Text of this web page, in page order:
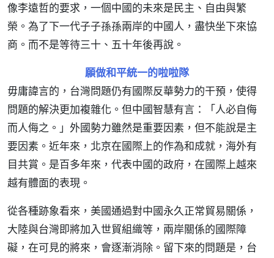
像李遠哲的要求，一個中國的未來是民主、自由與繁
榮。為了下一代子子孫孫兩岸的中國人，盡快坐下來協
商。而不是等待三十、五十年後再說。
願做和平統一的啦啦隊
毋庸諱言的，台灣問題仍有國際反華勢力的干預，使得
問題的解決更加複雜化。但中國智慧有言：「人必自侮
而人侮之。」外國勢力雖然是重要因素，但不能說是主
要因素。近年來，北京在國際上的作為和成就，海外有
目共賞。是百多年來，代表中國的政府，在國際上越來
越有體面的表現。
從各種跡象看來，美國通過對中國永久正常貿易關係，
大陸與台灣即將加入世貿組織等，兩岸關係的國際障
礙，在可見的將來，會逐漸消除。留下來的問題是，台